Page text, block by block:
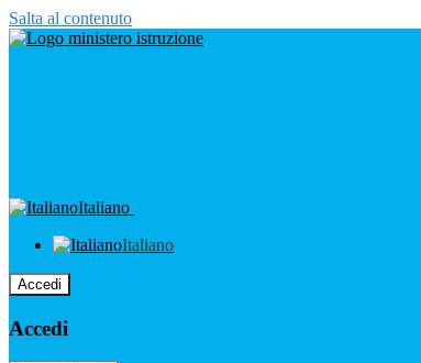
Salta al contenuto
Italiano
Italiano
Accedi
Accedi